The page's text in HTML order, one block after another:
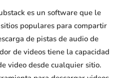
es un software que le
populares para compartir
de pistas de audio de
de videos tiene la capacidad
video desde cualquier sitio.